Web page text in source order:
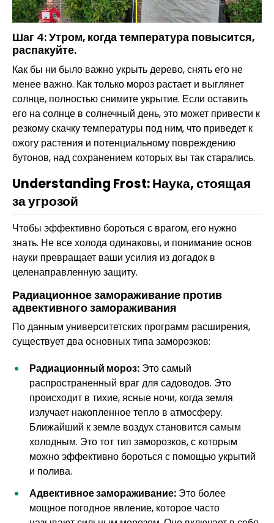
Шаг 4: Утром, когда температура повысится,
распакуйте.
Как бы ни было важно укрыть дерево, снять его не
менее важно. Как только мороз растает и выглянет
солнце, полностью снимите укрытие. Если оставить
его на солнце в солнечный день, это может привести к
резкому скачку температуры под ним, что приведет к
ожогу растения и потенциальному повреждению
бутонов, над сохранением которых вы так старались.
Understanding Frost: Наука, стоящая
за угрозой
Чтобы эффективно бороться с врагом, его нужно
знать. Не все холода одинаковы, и понимание основ
науки превращает ваши усилия из догадок в
целенаправленную защиту.
Радиационное замораживание против
адвективного замораживания
По данным университетских программ расширения,
существует два основных типа заморозков:
Радиационный мороз: Это самый
распространенный враг для садоводов. Это
происходит в тихие, ясные ночи, когда земля
излучает накопленное тепло в атмосферу.
Ближайший к земле воздух становится самым
холодным. Это тот тип заморозков, с которым
можно эффективно бороться с помощью укрытий
и полива.
Адвективное замораживание: Это более
мощное погодное явление, которое часто